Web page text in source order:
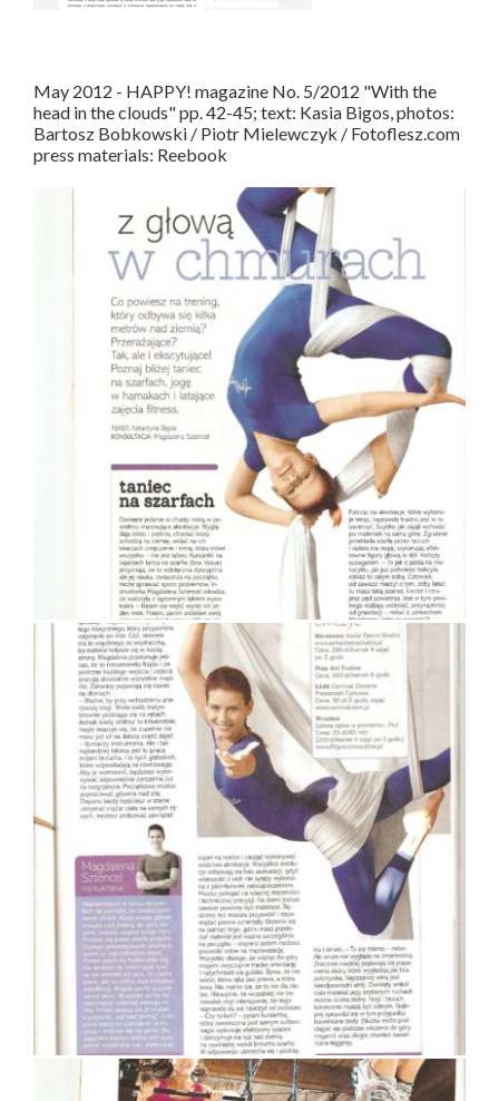
May 2012 - HAPPY! magazine No. 5/2012 "With the
head in the clouds" pp. 42-45; text: Kasia Bigos, photos:
Bartosz Bobkowski / Piotr Mielewczyk / Fotoflesz.com
press materials: Reebook